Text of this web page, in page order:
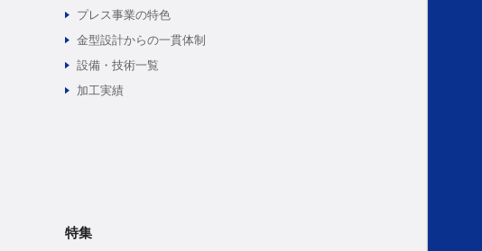
プレス事業の特色
金型設計からの一貫体制
設備・技術一覧
加工実績
特集